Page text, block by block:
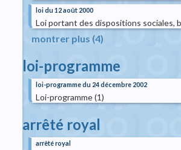
loi du 12 août 2000
Loi portant des dispositions sociales,
montrer plus (4)
loi-programme
loi-programme du 24 décembre 2002
Loi-programme (1)
arrêté royal
arrêté royal